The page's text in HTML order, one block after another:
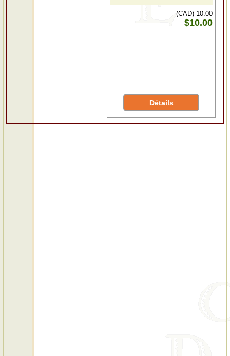
(CAD) 10.00
$10.00
Détails